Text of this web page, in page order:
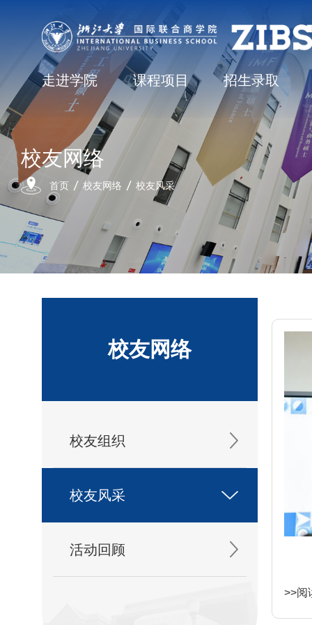
走进学院 课程项目 招生录取
校友网络
首页 校友网络 校友风采
校友网络
校友组织
校友风采
活动回顾
>>阅